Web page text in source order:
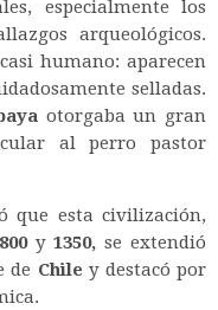
especialmente los
arqueológicos.
humano: aparecen
selladas.
otorgaba un gran
al perro pastor
que esta civilización,
800y1350, se extendió
de Chile y destacó por